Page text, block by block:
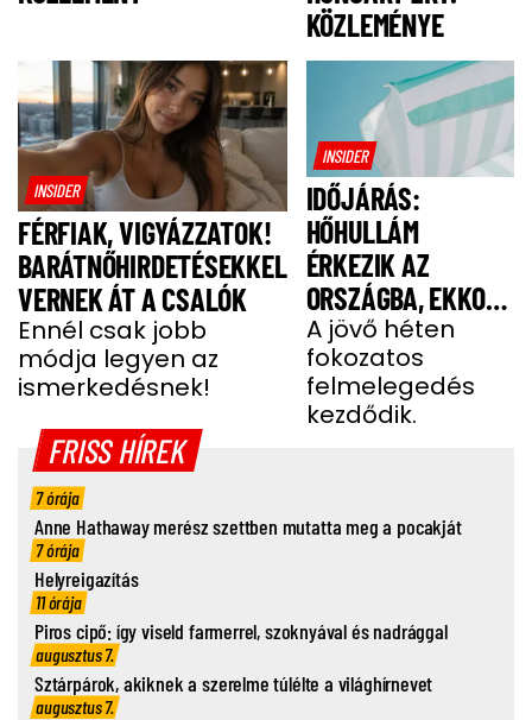
KÖZLEMÉNYE
INSIDER
FÉRFIAK, VIGYÁZZATOK!
BARÁTNŐHIRDETÉSEKKEL
VERNEK ÁT A CSALÓK
Ennél csak jobb
módja legyen az
ismerkedésnek!
INSIDER
IDŐJÁRÁS:
HŐHULLÁM
ÉRKEZIK AZ
ORSZÁGBA, EKKOR
ÉR IDE
A jövő héten
fokozatos
felmelegedés
kezdődik.
FRISS HÍREK
7 órája
Anne Hathaway merész szettben mutatta meg a pocakját
7 órája
Helyreigazítás
11 órája
Piros cipő: így viseld farmerrel, szoknyával és nadrággal
augusztus 7.
Sztárpárok, akiknek a szerelme túlélte a világhírnevet
augusztus 7.